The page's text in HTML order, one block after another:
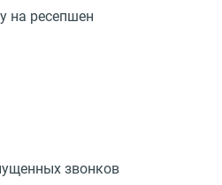
на ресепшен
звонков